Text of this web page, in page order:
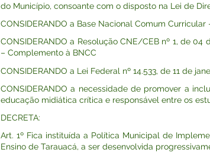
do Município, consoante com o disposto na Lei de
CONSIDERANDO a Base Nacional Comum
CONSIDERANDO a Resolução CNE/CEB nº 1, de
– Complemento à BNCC
CONSIDERANDO a Lei Federal nº 14.533, de 11 de
CONSIDERANDO a necessidade de promover a
educação midiática crítica e responsável entre os
DECRETA:
Art. 1º Fica instituída a Política Municipal de
Ensino de Tarauacá, a ser desenvolvida